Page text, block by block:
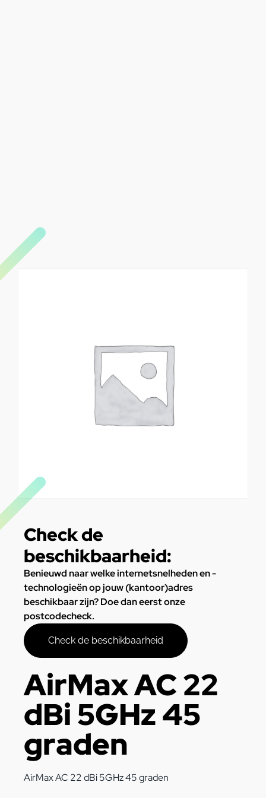
Check de
beschikbaarheid:
Benieuwd naar welke internetsnelheden en -
technologieën op jouw (kantoor)adres
beschikbaar zijn? Doe dan eerst onze
postcodecheck.
Check de beschikbaarheid
AirMax AC 22
dBi 5GHz 45
graden
AirMax AC 22 dBi 5GHz 45 graden